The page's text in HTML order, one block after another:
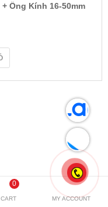
Ống Kính 16-50mm
0
CART MY ACCOUNT